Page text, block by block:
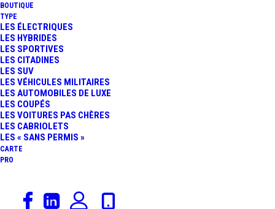
BOUTIQUE
TYPE
LES ÉLECTRIQUES
LES HYBRIDES
LES SPORTIVES
LES CITADINES
LES SUV
LES VÉHICULES MILITAIRES
LES AUTOMOBILES DE LUXE
LES COUPÉS
LES VOITURES PAS CHÈRES
LES CABRIOLETS
LES « SANS PERMIS »
CARTE
PRO
ROBOTS HUMANOÏDES :
BMW, HYUNDAI ET
XPENG PRÉPARENT UNE
GIGANTESQUE
RÉVOLUTION